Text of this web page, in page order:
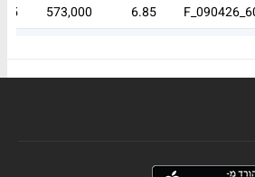
6.85
573,000